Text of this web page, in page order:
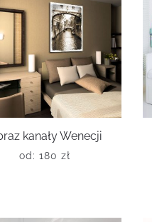
kanały Wenecji
od: 180 zł